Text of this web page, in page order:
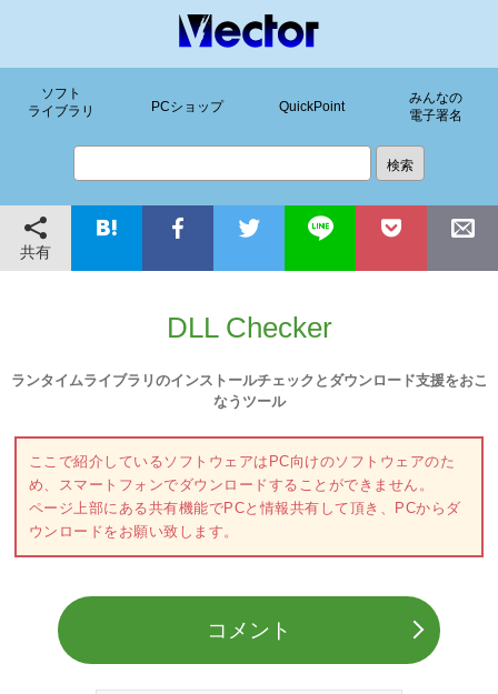
ソフト
ライブラリ
PCショップ QuickPoint
みんなの
電子署名
共有
DLL Checker
ランタイムライブラリのインストールチェックとダウンロード支援をおこ
なうツール
ここで紹介しているソフトウェアはPC向けのソフトウェアのた
め、スマートフォンでダウンロードすることができません。
ページ上部にある共有機能でPCと情報共有して頂き、PCからダ
ウンロードをお願い致します。
コメント